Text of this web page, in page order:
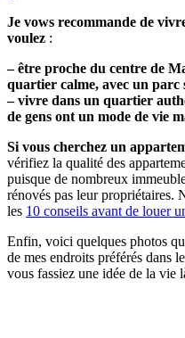
Je vows recommande de
voulez :
– être proche du centre de
quartier calme, avec un parc
– vivre dans un quartier
de gens ont un mode de vie
Si vous cherchez un
vérifiez la qualité des
puisque de nombreux
rénovés pas leur propriétaires.
les 10 conseils avant de louer
Enfin, voici quelques photos
de mes endroits préférés dans
vous fassiez une idée de la vie